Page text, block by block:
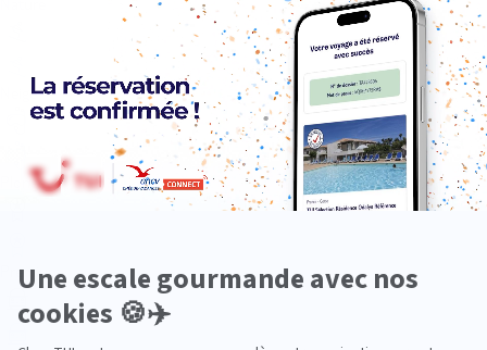
Neige
Plongée
Premium